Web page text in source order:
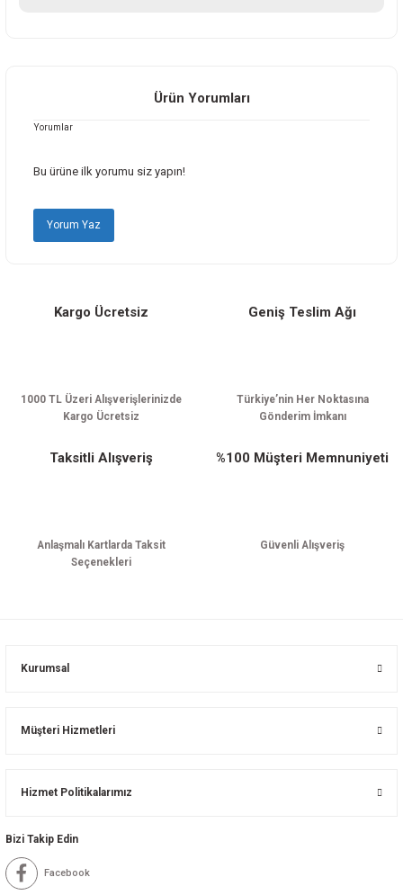
Ürün resmi kalitesiz, bozuk veya görüntülenemiyor.
Ürün bilgilerinde hatalar bulunuyor.
Bu ürüne benzer farklı alternatifler olmalı.
Ürün Yorumları
Yorumlar
Bu ürüne ilk yorumu siz yapın!
Yorum Yaz
Kargo Ücretsiz
1000 TL Üzeri Alışverişlerinizde
Kargo Ücretsiz
Geniş Teslim Ağı
Türkiye’nin Her Noktasına
Gönderim İmkanı
Taksitli Alışveriş
Anlaşmalı Kartlarda Taksit
Seçenekleri
%100 Müşteri Memnuniyeti
Güvenli Alışveriş
Kurumsal
Müşteri Hizmetleri
Hizmet Politikalarımız
Bizi Takip Edin
Facebook